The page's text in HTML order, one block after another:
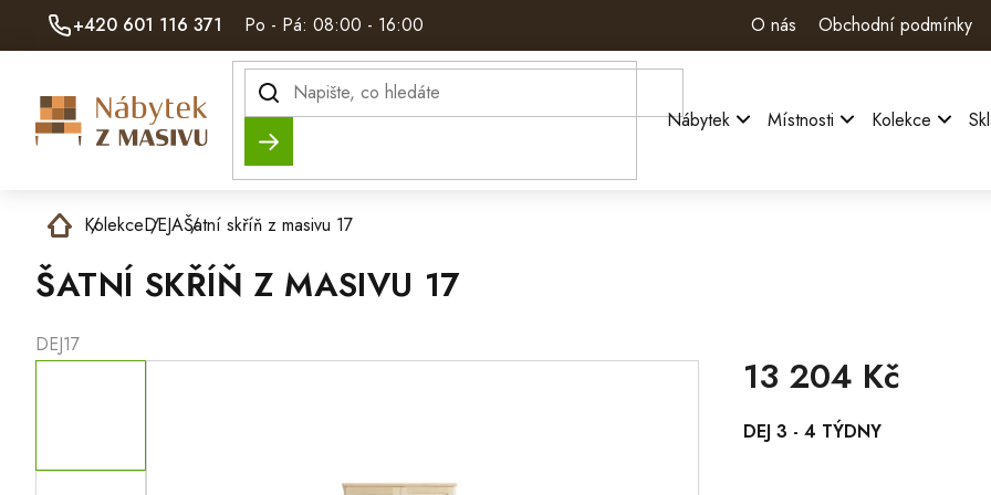
+420 601 116 371 Po - Pá: 08:00 - 16:00 O nás Obchodní podmínky
Hledat Nábytek Místnosti Kolekce
DomůKolekceDEJAŠatní skříň z masivu 17
ŠATNÍ SKŘÍŇ Z MASIVU 17
DEJ17
13 204 Kč
cena:
DEJ 3 - 4 TÝDNY